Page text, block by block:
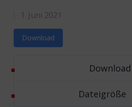
1. Juni 2021
Download
Download
Dateigröße